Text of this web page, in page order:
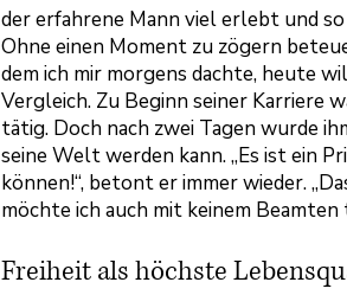
der erfahrene Mann viel erlebt und
Ohne einen Moment zu zögern
dem ich mir morgens dachte, heute
Vergleich. Zu Beginn seiner Karriere
tätig. Doch nach zwei Tagen wurde
seine Welt werden kann. „Es ist ein
können!“, betont er immer wieder.
möchte ich auch mit keinem Beamten
Freiheit als höchste